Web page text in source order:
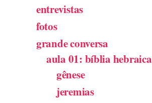
entrevistas
fotos
grande conversa
aula 01: bíblia hebraica
gênese
jeremias